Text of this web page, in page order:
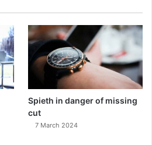
Spieth in danger of missing
cut
7 March 2024